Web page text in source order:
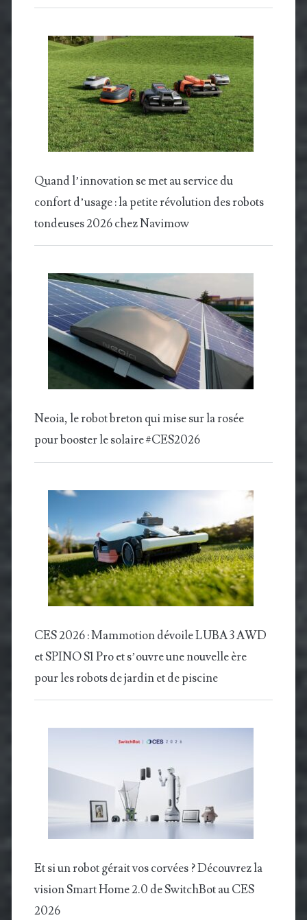
Quand l’innovation se met au service du
confort d’usage : la petite révolution des robots
tondeuses 2026 chez Navimow
Neoia, le robot breton qui mise sur la rosée
pour booster le solaire #CES2026
CES 2026 : Mammotion dévoile LUBA 3 AWD
et SPINO S1 Pro et s’ouvre une nouvelle ère
pour les robots de jardin et de piscine
Et si un robot gérait vos corvées ? Découvrez la
vision Smart Home 2.0 de SwitchBot au CES
2026